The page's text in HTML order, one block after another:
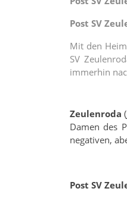
Post SV
Mit den
SV
immerhin
Zeulenroda
Damen des
negativen,
Post SV